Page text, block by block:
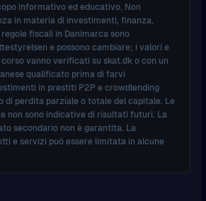
informativo ed educativo. Non
in materia di investimenti, finanza,
fiscali in Danimarca sono
e possono cambiare; i valori e
corso vanno verificati su skat.dk o con un
qualificato prima di farvi
in prestiti P2P e crowdlending
di perdita parziale o totale del capitale. Le
non sono indicative di risultati futuri. La
secondario non è garantita. La
e servizi può essere limitata in alcune